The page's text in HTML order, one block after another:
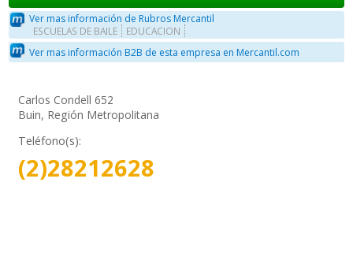
Ver mas información de Rubros Mercantil
ESCUELAS DE BAILE EDUCACION
Ver mas información B2B de esta empresa en Mercantil.com
Carlos Condell 652
Buin, Región Metropolitana
Teléfono(s):
(2)28212628